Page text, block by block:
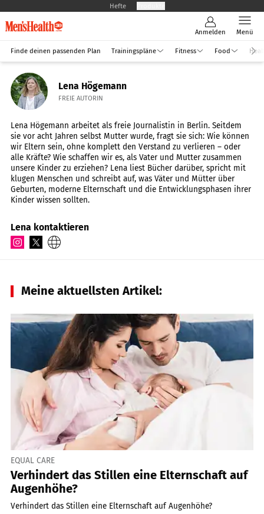
Hefte
Anmelden Menü
Finde deinen passenden Plan Trainingspläne Fitness Food
Lena Högemann
FREIE AUTORIN
Lena Högemann arbeitet als freie Journalistin in Berlin. Seitdem
sie vor acht Jahren selbst Mutter wurde, fragt sie sich: Wie können
wir Eltern sein, ohne komplett den Verstand zu verlieren – oder
alle Kräfte? Wie schaffen wir es, als Vater und Mutter zusammen
unsere Kinder zu erziehen? Lena liest Bücher darüber, spricht mit
klugen Menschen und schreibt auf, was Väter und Mütter über
Geburten, moderne Elternschaft und die Entwicklungsphasen ihrer
Kinder wissen sollten.
Lena kontaktieren
Meine aktuellsten Artikel:
EQUAL CARE
Verhindert das Stillen eine Elternschaft auf
Augenhöhe?
Verhindert das Stillen eine Elternschaft auf Augenhöhe?